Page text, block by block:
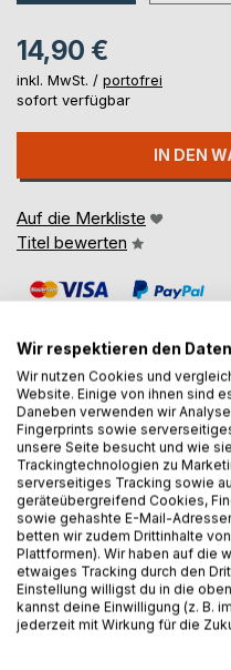
14,90 €
inkl. MwSt. / portofrei
sofort verfügbar
IN DEN
Auf die Merkliste
Titel bewerten
BESCHREIBUNG
Worldwide, in theory
caregiving, intercultural
growing attention. Since
of Intercultural Pastoral
been at the forefront of
initiative and space for
collected in this
both by practitioners and
Wir respektieren den
Wir nutzen Cookies und
Website. Einige von ihnen sind
Daneben verwenden wir
Fingerprints sowie
unsere Seite besucht und wie
Trackingtechnologien zu
serverseitiges Tracking sowie
geräteübergreifend Cookies,
sowie gehashte E-Mail-
betten wir zudem Drittinhalte
Plattformen). Wir haben auf die
etwaiges Tracking durch den
Einstellung willigst du in die
kannst deine Einwilligung (z. B.
jederzeit mit Wirkung für die